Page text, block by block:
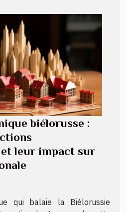
biélorusse :
leur impact sur
qui balaie la Biélorussie